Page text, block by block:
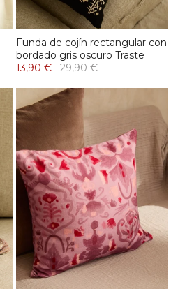
Funda de cojín rectangular con
bordado gris oscuro Traste
13,90 €
29,90 €